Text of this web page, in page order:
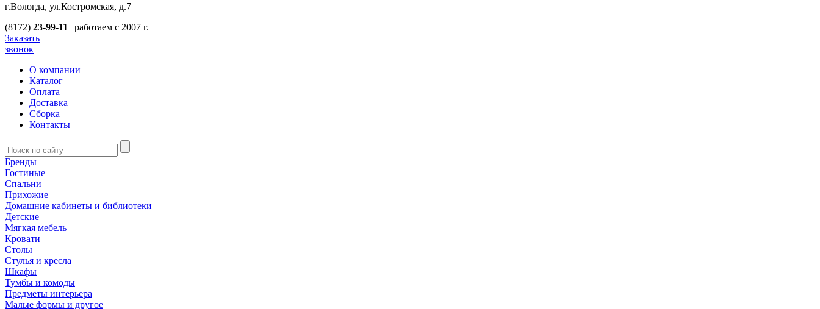
г.Вологда, ул.Костромская, д.7
(8172) 23-99-11 | работаем с 2007 г.
Заказать
звонок
О компании
Каталог
Оплата
Доставка
Сборка
Контакты
Бренды
Гостиные
Спальни
Прихожие
Домашние кабинеты и библиотеки
Детские
Мягкая мебель
Кровати
Столы
Стулья и кресла
Шкафы
Тумбы и комоды
Предметы интерьера
Малые формы и другое